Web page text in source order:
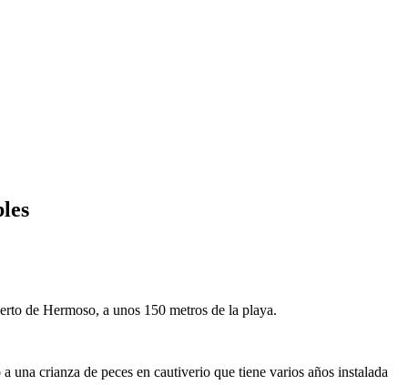
de Hermoso, a unos 150 metros de la playa.
crianza de peces en cautiverio que tiene varios años instalada